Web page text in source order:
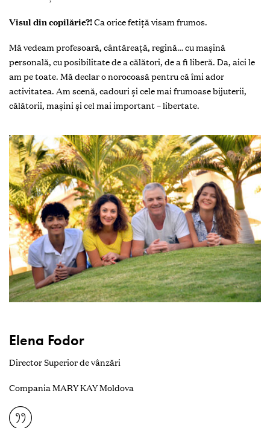
Visul din copilărie?!Ca orice fetiță visam frumos.
Mă vedeam profesoară, cântăreață, regină… cu mașină
personală, cu posibilitate de a călători, de a fi liberă. Da, aici le
am pe toate. Mă declar o norocoasă pentru că îmi ador
activitatea. Am scenă, cadouri și cele mai frumoase bijuterii,
călătorii, mașini și cel mai important – libertate.
Elena Fodor
Director Superior de vânzări
Compania MARY KAY Moldova